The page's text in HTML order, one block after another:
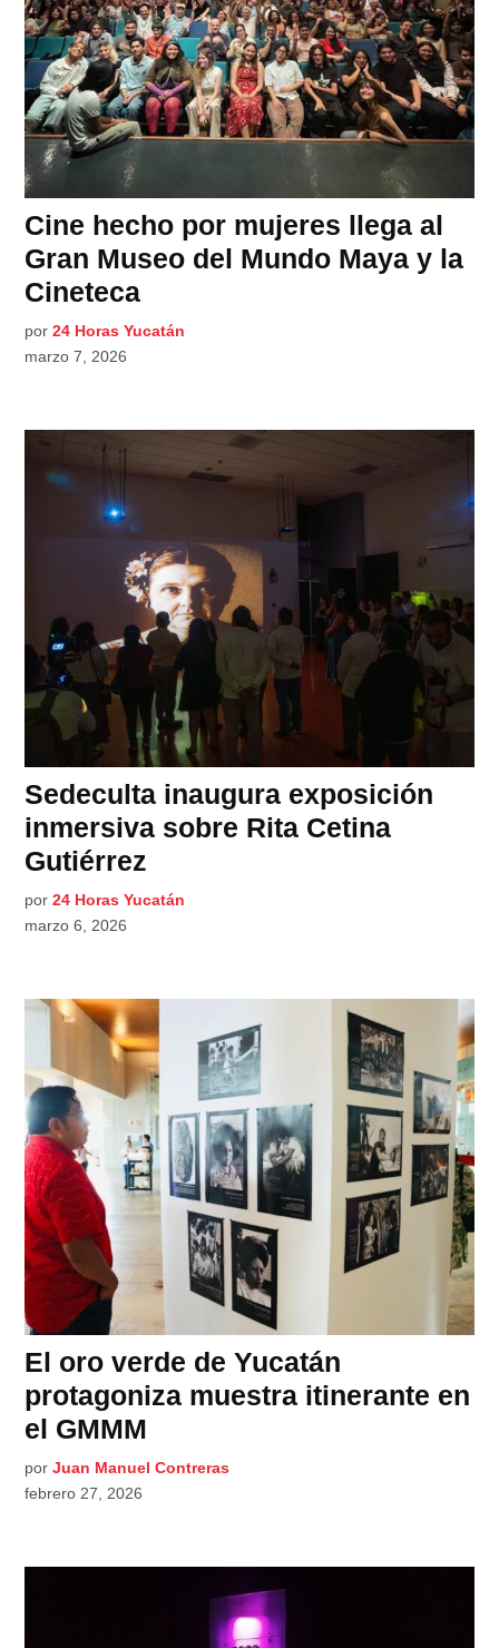
Cine hecho por mujeres llega al
Gran Museo del Mundo Maya y la
Cineteca
por 24 Horas Yucatán
marzo 7, 2026
Sedeculta inaugura exposición
inmersiva sobre Rita Cetina
Gutiérrez
por 24 Horas Yucatán
marzo 6, 2026
El oro verde de Yucatán
protagoniza muestra itinerante en
el GMMM
por Juan Manuel Contreras
febrero 27, 2026